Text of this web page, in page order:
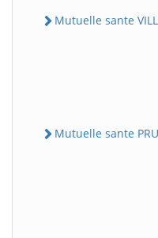
Mutuelle sante
Mutuelle sante